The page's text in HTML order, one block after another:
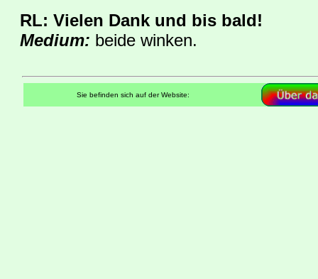
RL: Vielen Dank und bis bald!
Medium: beide winken.
Sie befinden sich auf der Website: